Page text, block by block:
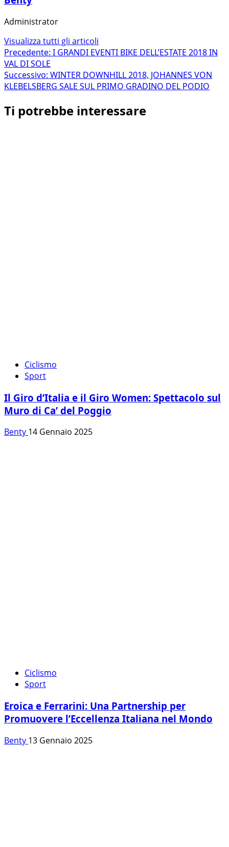
Administrator
Visualizza tutti gli articoli
Navigazione
articolo
Precedente: I GRANDI EVENTI BIKE DELL’ESTATE 2018 IN
VAL DI SOLE
Successivo: WINTER DOWNHILL 2018, JOHANNES VON
KLEBELSBERG SALE SUL PRIMO GRADINO DEL PODIO
Ti potrebbe interessare
Ciclismo
Sport
Il Giro d’Italia e il Giro Women: Spettacolo sul
Muro di Ca’ del Poggio
Benty 14 Gennaio 2025
Ciclismo
Sport
Eroica e Ferrarini: Una Partnership per
Promuovere l’Eccellenza Italiana nel Mondo
Benty 13 Gennaio 2025